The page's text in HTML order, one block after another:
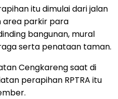
itu dimulai dari jalan
area parkir para
bangunan, mural
serta penataan taman.
Cengkareng saat di
perapihan RPTRA itu